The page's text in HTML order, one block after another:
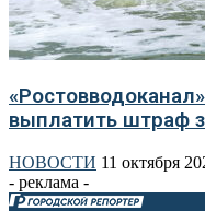
выплатить штраф
НОВОСТИ 11 октября
- реклама -